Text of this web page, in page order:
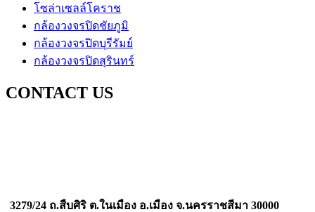
โซล่าเซลล์โคราช
กล้องวงจรปิดชัยภูมิ
กล้องวงจรปิดบุรีรัมย์
กล้องวงจรปิดสุรินทร์
CONTACT US
3279/24 ถ.สืบศิริ ต.ในเมือง อ.เมือง จ.นครราชสีมา 30000